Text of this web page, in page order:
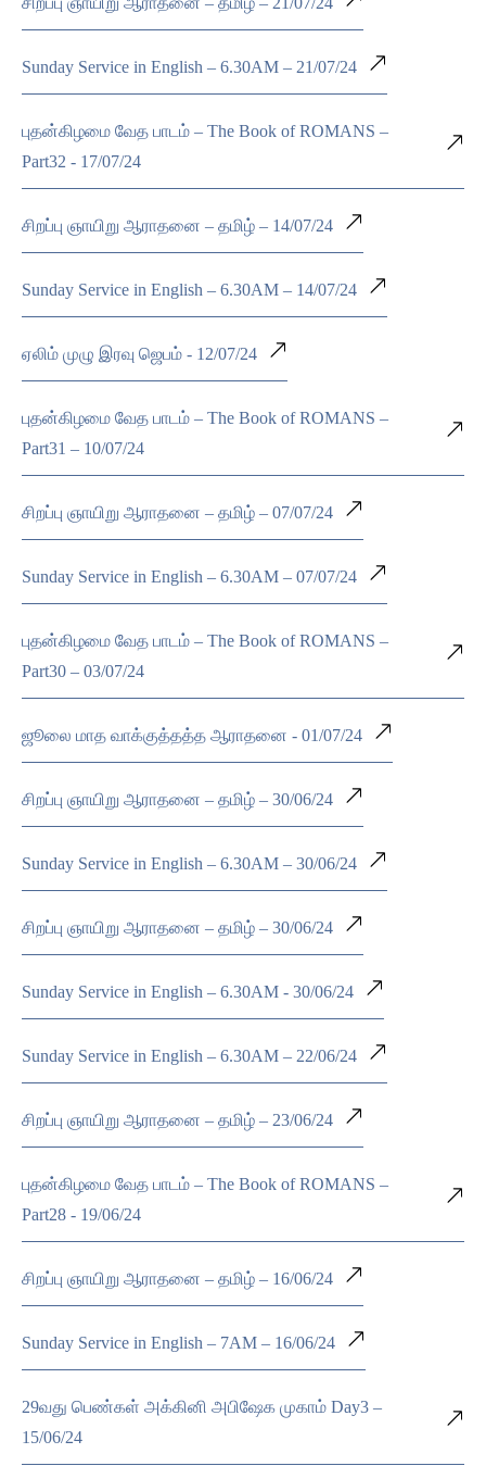
Sunday Service in English – 6.30AM – 21/07/24
புதன்கிழமை வேத பாடம் – The Book of ROMANS –
Part32 - 17/07/24
சிறப்பு ஞாயிறு ஆராதனை – தமிழ் – 14/07/24
Sunday Service in English – 6.30AM – 14/07/24
ஏலிம் முழு இரவு ஜெபம் - 12/07/24
புதன்கிழமை வேத பாடம் – The Book of ROMANS –
Part31 – 10/07/24
சிறப்பு ஞாயிறு ஆராதனை – தமிழ் – 07/07/24
Sunday Service in English – 6.30AM – 07/07/24
புதன்கிழமை வேத பாடம் – The Book of ROMANS –
Part30 – 03/07/24
ஜூலை மாத வாக்குத்தத்த ஆராதனை - 01/07/24
சிறப்பு ஞாயிறு ஆராதனை – தமிழ் – 30/06/24
Sunday Service in English – 6.30AM – 30/06/24
சிறப்பு ஞாயிறு ஆராதனை – தமிழ் – 30/06/24
Sunday Service in English – 6.30AM - 30/06/24
Sunday Service in English – 6.30AM – 22/06/24
சிறப்பு ஞாயிறு ஆராதனை – தமிழ் – 23/06/24
புதன்கிழமை வேத பாடம் – The Book of ROMANS –
Part28 - 19/06/24
சிறப்பு ஞாயிறு ஆராதனை – தமிழ் – 16/06/24
Sunday Service in English – 7AM – 16/06/24
29வது பெண்கள் அக்கினி அபிஷேக முகாம் Day3 –
15/06/24